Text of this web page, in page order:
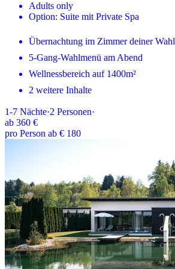
Adults only
Option: Suite mit Private Spa
Übernachtung im Zimmer deiner Wahl
5-Gang-Wahlmenü am Abend
Wellnessbereich auf 1400m²
2 weitere Inhalte
1-7 Nächte·2 Personen·
ab 360 €
pro Person ab € 180